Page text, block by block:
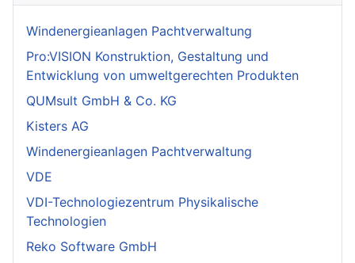
Windenergieanlagen Pachtverwaltung
Pro:VISION Konstruktion, Gestaltung und
Entwicklung von umweltgerechten Produkten
QUMsult GmbH & Co. KG
Kisters AG
Windenergieanlagen Pachtverwaltung
VDE
VDI-Technologiezentrum Physikalische
Technologien
Reko Software GmbH